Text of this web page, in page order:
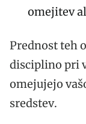
omejitev
Prednost teh
disciplino pri
omejujejo
sredstev.